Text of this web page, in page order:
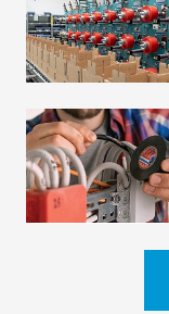
詳細は
電気絶縁・導電
詳細は